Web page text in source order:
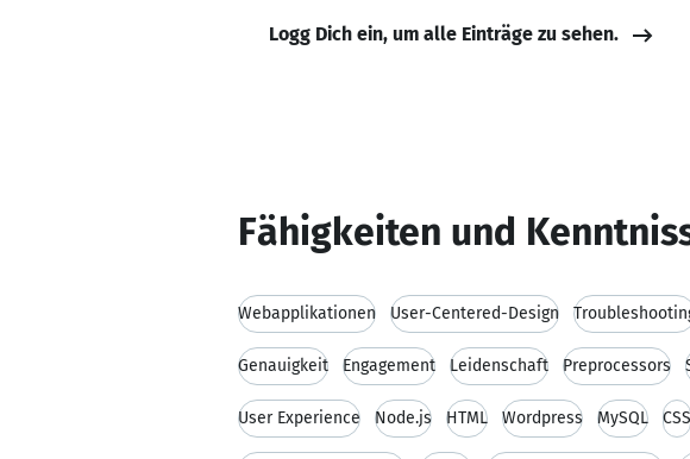
Logg Dich ein, um alle Einträge zu sehen.
Fähigkeiten und
Webapplikationen User-Centered-Design
Genauigkeit Engagement Leidenschaft Preprocessors
User Experience Node.js HTML Wordpress MySQL CSS